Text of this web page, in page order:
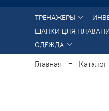
ТРЕНАЖЕРЫ
ШАПКИ ДЛЯ
ОДЕЖДА
Главная Каталог